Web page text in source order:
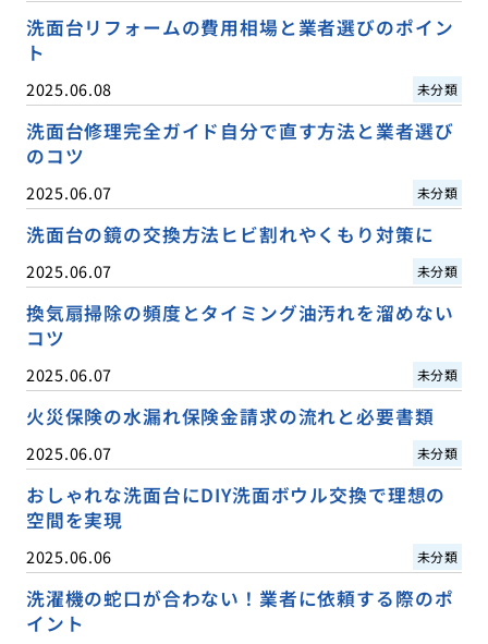
洗面台リフォームの費用相場と業者選びのポイン
ト
2025.06.08 未分類
洗面台修理完全ガイド自分で直す方法と業者選び
のコツ
2025.06.07 未分類
洗面台の鏡の交換方法ヒビ割れやくもり対策に
2025.06.07 未分類
換気扇掃除の頻度とタイミング油汚れを溜めない
コツ
2025.06.07 未分類
火災保険の水漏れ保険金請求の流れと必要書類
2025.06.07 未分類
おしゃれな洗面台にDIY洗面ボウル交換で理想の
空間を実現
2025.06.06 未分類
洗濯機の蛇口が合わない！業者に依頼する際のポ
イント